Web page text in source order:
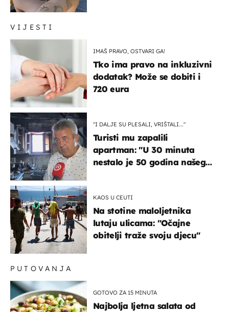
VIJESTI
IMAŠ PRAVO, OSTVARI GA!
Tko ima pravo na inkluzivni
dodatak? Može se dobiti i
720 eura
"I DALJE SU PLESALI, VRIŠTALI..."
Turisti mu zapalili
apartman: "U 30 minuta
nestalo je 50 godina našeg
KAOS U CEUTI
Na stotine maloljetnika
lutaju ulicama: "Očajne
obitelji traže svoju djecu"
PUTOVANJA
GOTOVO ZA 15 MINUTA
Najbolja ljetna salata od